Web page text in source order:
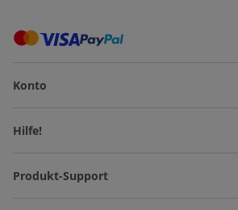
Konto
Hilfe!
Produkt-Support